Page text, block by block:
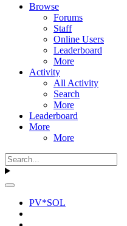
Browse
Forums
Staff
Online Users
Leaderboard
More
Activity
All Activity
Search
More
Leaderboard
More
More
PV*SOL